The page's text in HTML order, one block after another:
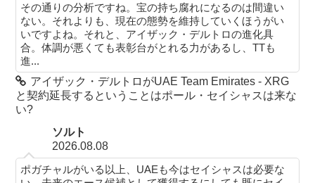
その通りの分析ですね。宝の持ち腐れになるのは間違い
ない。それよりも、現在の態勢を維持していくほうがい
いですよね。それと、アイザック・デルトロの進化具
合。体調が悪くても表彰台がとれる力があるし、TTも
進...
アイザック・デルトロがUAE Team Emirates - XRG
と契約延長するということはポール・セイシャスは来な
い?
ソルト
2026.08.08
ポガチャルがいる以上、UAEも今はセイシャスは必要な